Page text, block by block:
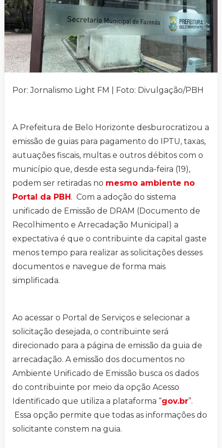
Por: Jornalismo Light FM | Foto: Divulgação/PBH
A Prefeitura de Belo Horizonte desburocratizou a
emissão de guias para pagamento do IPTU, taxas,
autuações fiscais, multas e outros débitos com o
município que, desde esta segunda-feira (19),
podem ser retiradas no mesmo ambiente no
Portal da PBH. Com a adoção do sistema
unificado de Emissão de DRAM (Documento de
Recolhimento e Arrecadação Municipal) a
expectativa é que o contribuinte da capital gaste
menos tempo para realizar as solicitações desses
documentos e navegue de forma mais
simplificada.
Ao acessar o Portal de Serviços e selecionar a
solicitação desejada, o contribuinte será
direcionado para a página de emissão da guia de
arrecadação. A emissão dos documentos no
Ambiente Unificado de Emissão busca os dados
do contribuinte por meio da opção Acesso
Identificado que utiliza a plataforma “gov.br”.
Essa opção permite que todas as informações do
solicitante constem na guia.